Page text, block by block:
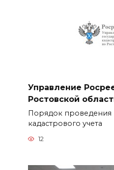
Управление
Ростовской
Порядок проведения
кадастрового учета
12